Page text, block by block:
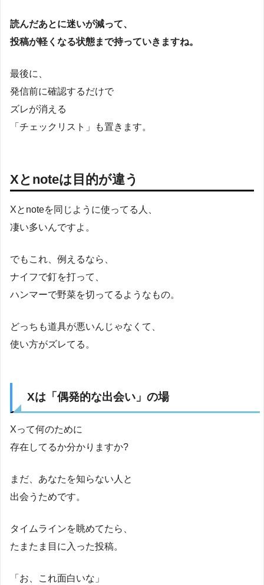
読んだあとに迷いが減って、
投稿が軽くなる状態まで持っていきますね。
最後に、
発信前に確認するだけで
ズレが消える
「チェックリスト」も置きます。
Xとnoteは目的が違う
Xとnoteを同じように使ってる人、
凄い多いんですよ。
でもこれ、例えるなら、
ナイフで釘を打って、
ハンマーで野菜を切ってるようなもの。
どっちも道具が悪いんじゃなくて、
使い方がズレてる。
Xは「偶発的な出会い」の場
Xって何のために
存在してるか分かりますか?
まだ、あなたを知らない人と
出会うためです。
タイムラインを眺めてたら、
たまたま目に入った投稿。
「お、これ面白いな」